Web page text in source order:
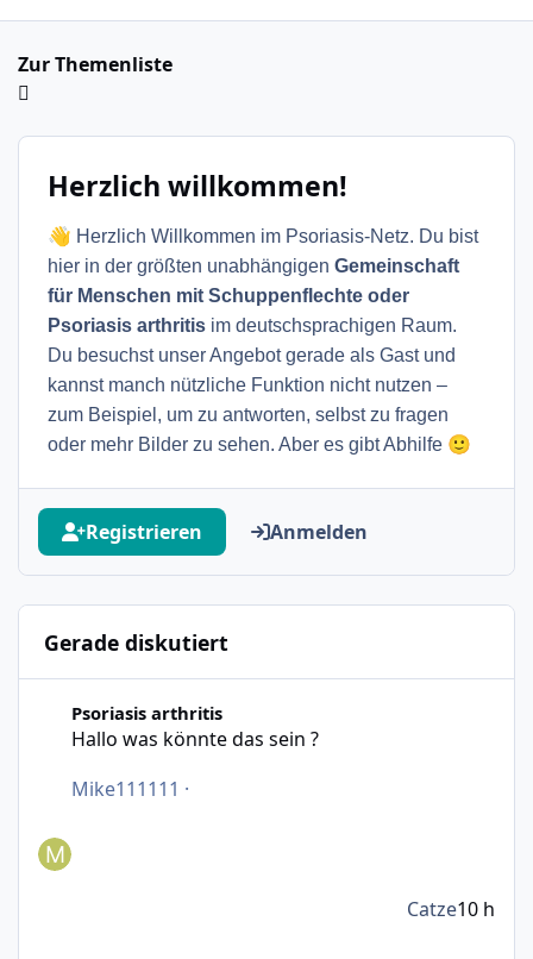
Zur Themenliste
Herzlich willkommen!
👋 Herzlich Willkommen im Psoriasis-Netz. Du bist
hier in der größten unabhängigen Gemeinschaft
für Menschen mit Schuppenflechte oder
Psoriasis arthritis im deutschsprachigen Raum.
Du besuchst unser Angebot gerade als Gast und
kannst manch nützliche Funktion nicht nutzen –
zum Beispiel, um zu antworten, selbst zu fragen
oder mehr Bilder zu sehen. Aber es gibt Abhilfe 🙂
Registrieren Anmelden
Gerade diskutiert
Psoriasis arthritis
Hallo was könnte das sein ?
Mike111111 ·
Catze10 h